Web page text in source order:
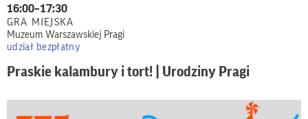
16:00–17:30
GRA MIEJSKA
Muzeum Warszawskiej Pragi
udział bezpłatny
Praskie kalambury i tort! | Urodziny Pragi